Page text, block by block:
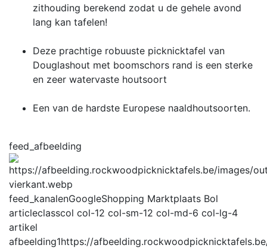
zithouding berekend zodat u de gehele avond
lang kan tafelen!
Deze prachtige robuuste picknicktafel van
Douglashout met boomschors rand is een sterke
en zeer watervaste houtsoort
Een van de hardste Europese naaldhoutsoorten.
feed_afbeelding
feed_kanalenGoogleShopping Marktplaats Bol
articleclasscol col-12 col-sm-12 col-md-6 col-lg-4
artikel
afbeelding1https://